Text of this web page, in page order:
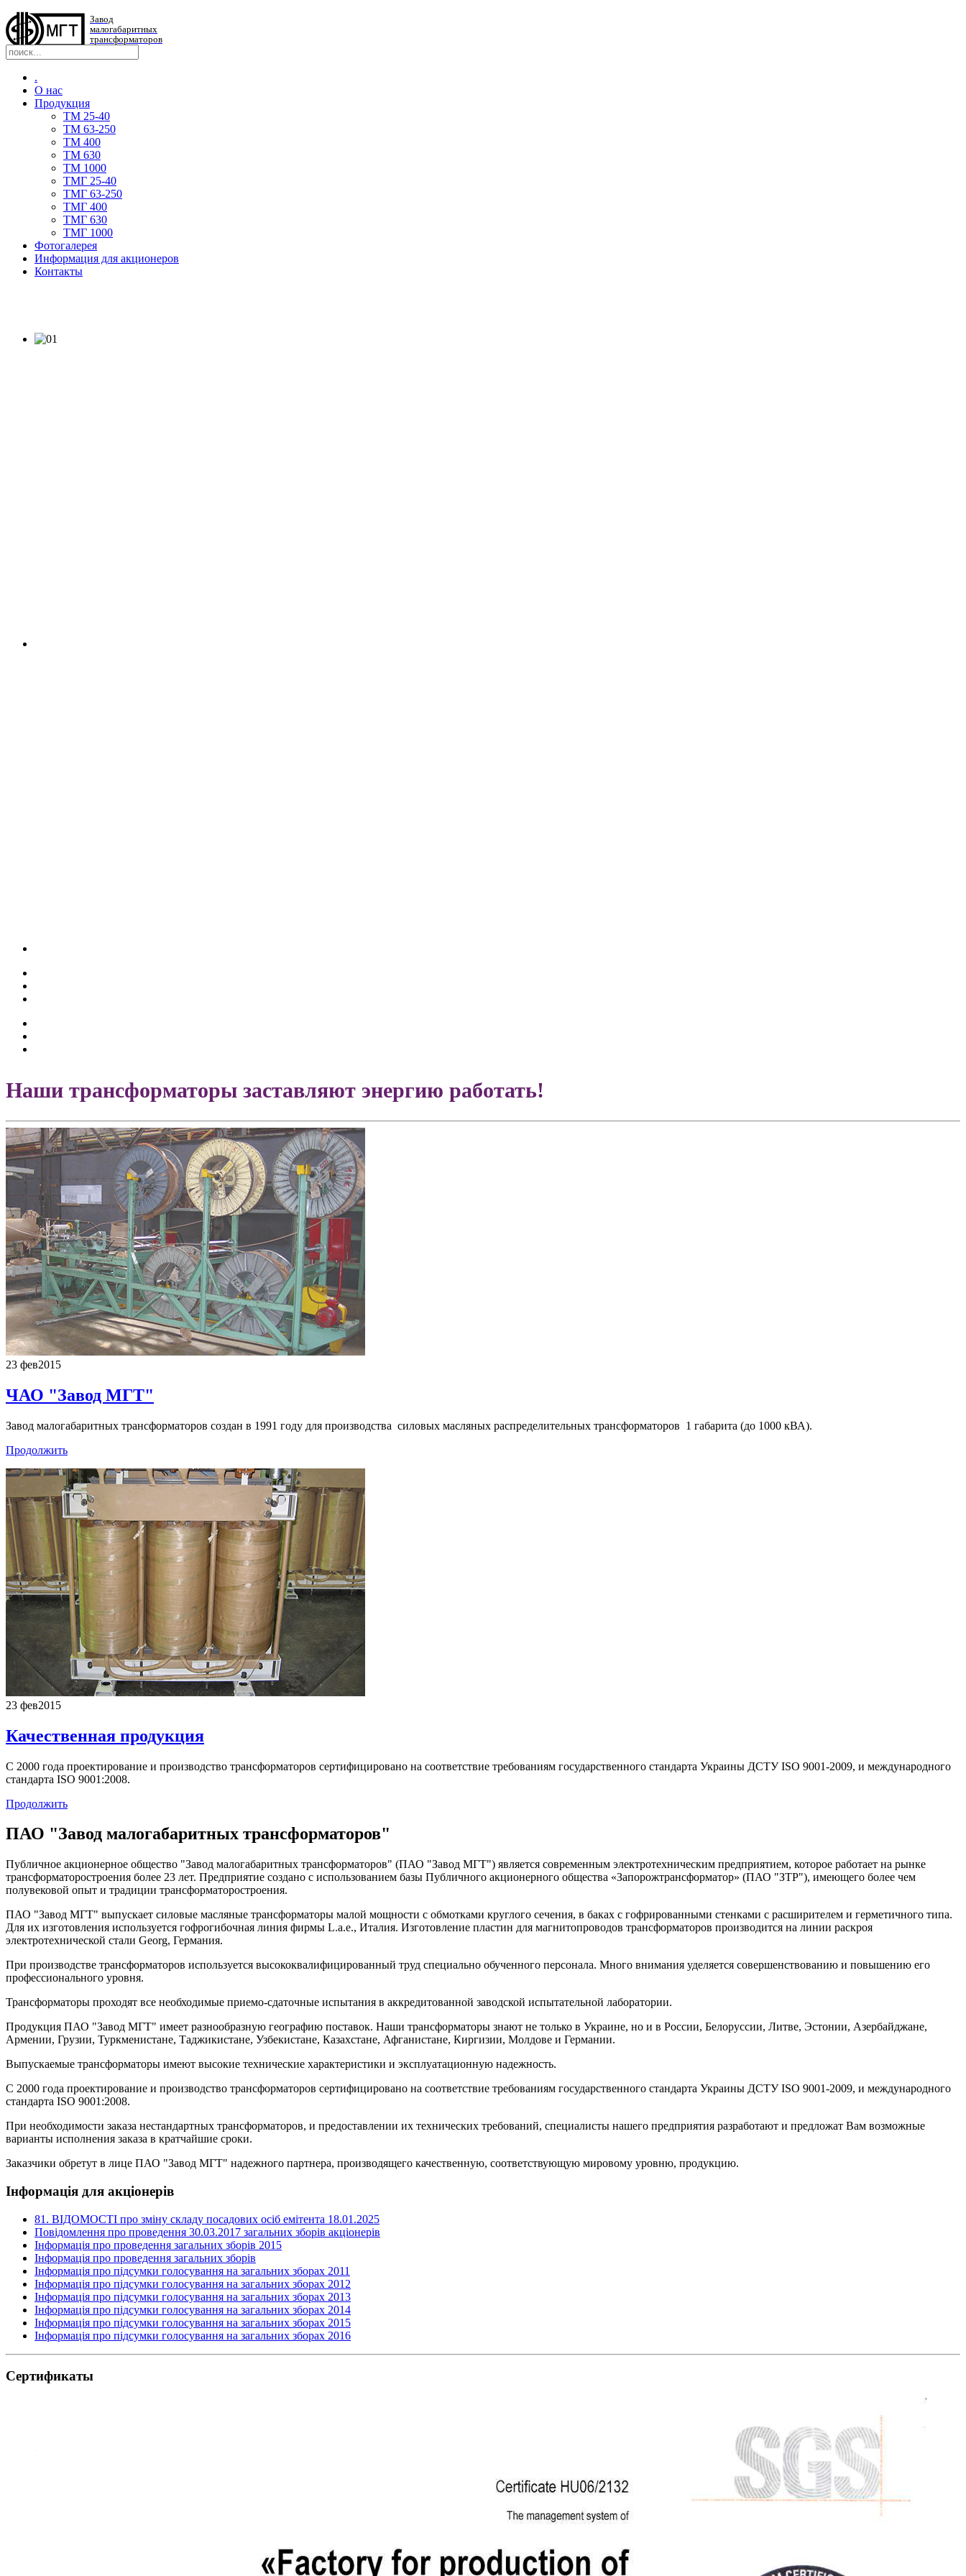
Завод
малогабаритных
трансформаторов
.
О нас
Продукция
TM 25-40
TM 63-250
ТМ 400
ТМ 630
ТМ 1000
TMГ 25-40
TMГ 63-250
ТМГ 400
ТМГ 630
ТМГ 1000
Фотогалерея
Информация для акционеров
Контакты
Наши трансформаторы заставляют энергию работать!
23 фев2015
ЧАО "Завод МГТ"
Завод малогабаритных трансформаторов создан в 1991 году для производства силовых масляных распределительных трансформаторов 1 габарита (до 1000 кВА).
Продолжить
23 фев2015
Качественная продукция
С 2000 года проектирование и производство трансформаторов сертифицировано на соответствие требованиям государственного стандарта Украины ДСТУ ISO 9001-2009, и международного
стандарта ISO 9001:2008.
Продолжить
ПАО "Завод малогабаритных трансформаторов"
Публичное акционерное общество "Завод малогабаритных трансформаторов" (ПАО "Завод МГТ") является современным электротехническим предприятием, которое работает на рынке
трансформаторостроения более 23 лет. Предприятие создано с использованием базы Публичного акционерного общества «Запорожтрансформатор» (ПАО "ЗТР"), имеющего более чем
полувековой опыт и традиции трансформаторостроения.
ПАО "Завод МГТ" выпускает силовые масляные трансформаторы малой мощности с обмотками круглого сечения, в баках с гофрированными стенками с расширителем и герметичного типа.
Для их изготовления используется гофрогибочная линия фирмы L.a.e., Италия. Изготовление пластин для магнитопроводов трансформаторов производится на линии раскроя
электротехнической стали Georg, Германия.
При производстве трансформаторов используется высококвалифицированный труд специально обученного персонала. Много внимания уделяется совершенствованию и повышению его
профессионального уровня.
Трансформаторы проходят все необходимые приемо-сдаточные испытания в аккредитованной заводской испытательной лаборатории.
Продукция ПАО "Завод МГТ" имеет разнообразную географию поставок. Наши трансформаторы знают не только в Украине, но и в России, Белоруссии, Литве, Эстонии, Азербайджане,
Армении, Грузии, Туркменистане, Таджикистане, Узбекистане, Казахстане, Афганистане, Киргизии, Молдове и Германии.
Выпускаемые трансформаторы имеют высокие технические характеристики и эксплуатационную надежность.
С 2000 года проектирование и производство трансформаторов сертифицировано на соответствие требованиям государственного стандарта Украины ДСТУ ISO 9001-2009, и международного
стандарта ISO 9001:2008.
При необходимости заказа нестандартных трансформаторов, и предоставлении их технических требований, специалисты нашего предприятия разработают и предложат Вам возможные
варианты исполнения заказа в кратчайшие сроки.
Заказчики обретут в лице ПАО "Завод МГТ" надежного партнера, производящего качественную, соответствующую мировому уровню, продукцию.
Інформація для акціонерів
81. ВІДОМОСТІ про зміну складу посадових осіб емітента 18.01.2025
Повідомлення про проведення 30.03.2017 загальних зборів акціонерів
Інформація про проведення загальних зборів 2015
Інформація про проведення загальних зборів
Інформація про підсумки голосування на загальних зборах 2011
Інформація про підсумки голосування на загальних зборах 2012
Інформація про підсумки голосування на загальних зборах 2013
Інформація про підсумки голосування на загальних зборах 2014
Інформація про підсумки голосування на загальних зборах 2015
Інформація про підсумки голосування на загальних зборах 2016
Сертификаты